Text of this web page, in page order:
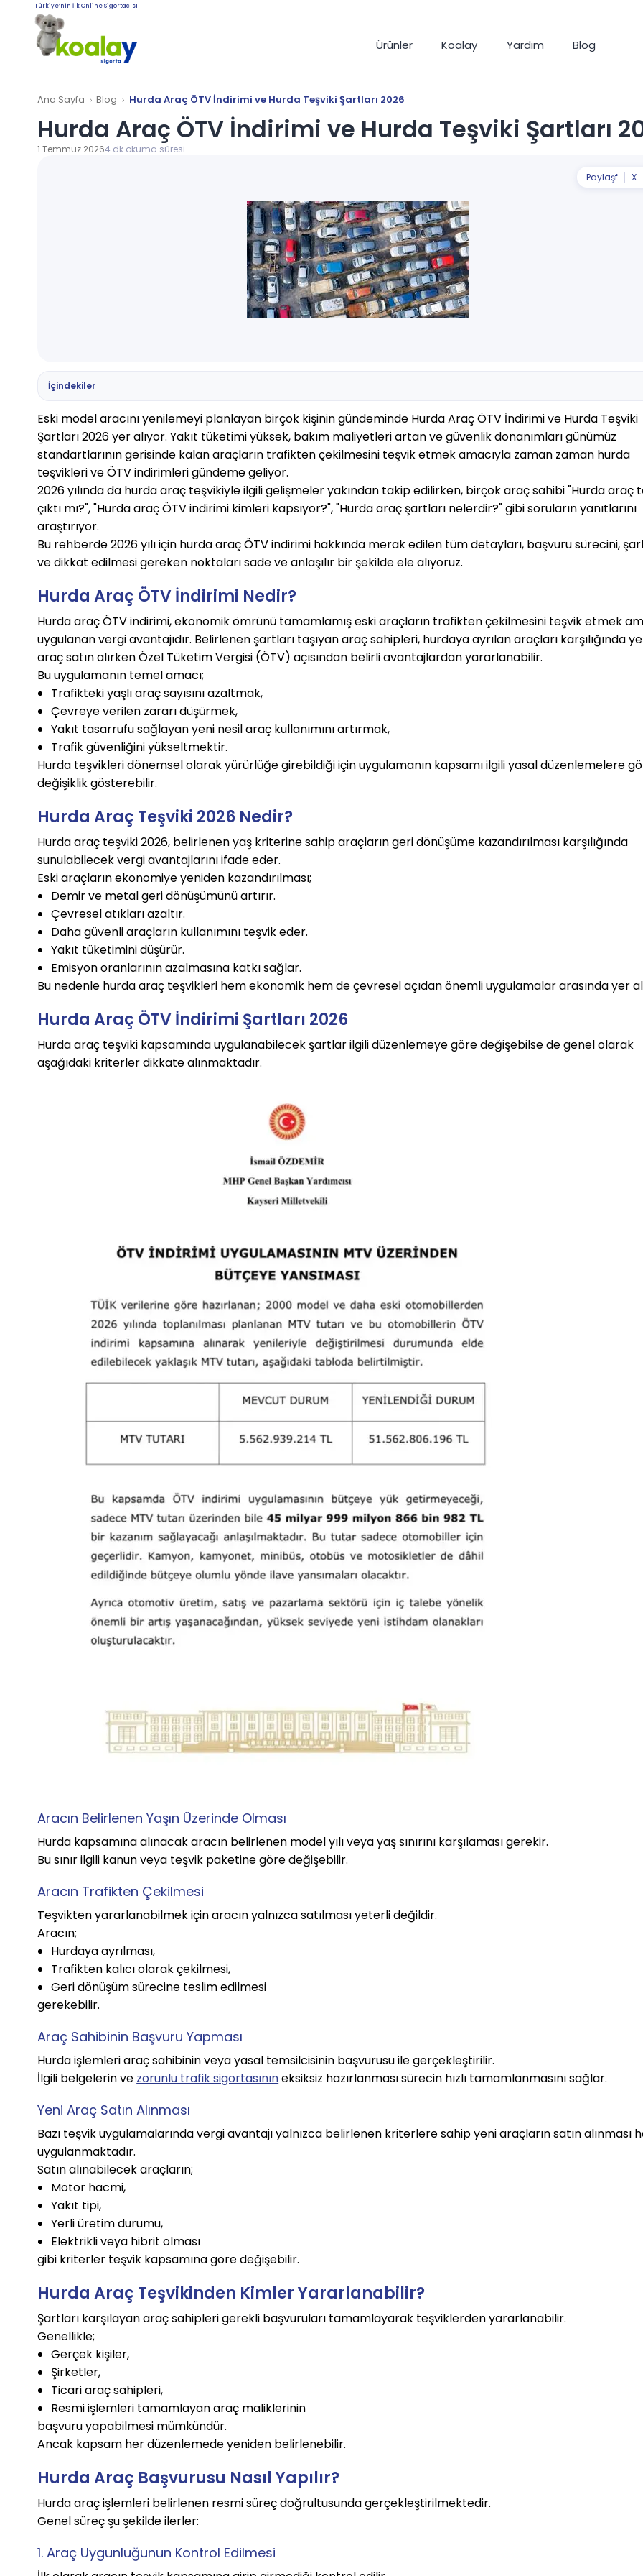
Türkiye’nin İlk Online Sigortacısı
Ürünler Koalay Yardım Blog
Ana Sayfa Blog Hurda Araç ÖTV İndirimi ve Hurda Teşviki Şartları 2026
Hurda Araç ÖTV İndirimi ve Hurda Teşviki Şartları
1 Temmuz 20264 dk okuma süresi
Paylaşf X
İçindekiler
Eski model aracını yenilemeyi planlayan birçok kişinin gündeminde Hurda Araç ÖTV İndirimi ve Hurda Teşviki
Şartları 2026yer alıyor. Yakıt tüketimi yüksek, bakım maliyetleri artan ve güvenlik donanımları günümüz
standartlarının gerisinde kalan araçların trafikten çekilmesini teşvik etmek amacıyla zaman zaman hurda
teşvikleri ve ÖTV indirimleri gündeme geliyor.
2026 yılında da hurda araç teşvikiyle ilgili gelişmeler yakından takip edilirken, birçok araç sahibi "Hurda araç
çıktı mı?", "Hurda araç ÖTV indirimi kimleri kapsıyor?", "Hurda araç şartları nelerdir?" gibi soruların yanıtlarını
araştırıyor.
Bu rehberde 2026 yılı için hurda araç ÖTV indirimi hakkında merak edilen tüm detayları, başvuru sürecini,
ve dikkat edilmesi gereken noktaları sade ve anlaşılır bir şekilde ele alıyoruz.
Hurda Araç ÖTV İndirimi Nedir?
Hurda araç ÖTV indirimi, ekonomik ömrünü tamamlamış eski araçların trafikten çekilmesini teşvik etmek
uygulanan vergi avantajıdır. Belirlenen şartları taşıyan araç sahipleri, hurdaya ayrılan araçları karşılığında
araç satın alırken Özel Tüketim Vergisi (ÖTV) açısından belirli avantajlardan yararlanabilir.
Bu uygulamanın temel amacı;
Trafikteki yaşlı araç sayısını azaltmak,
Çevreye verilen zararı düşürmek,
Yakıt tasarrufu sağlayan yeni nesil araç kullanımını artırmak,
Trafik güvenliğini yükseltmektir.
Hurda teşvikleri dönemsel olarak yürürlüğe girebildiği için uygulamanın kapsamı ilgili yasal düzenlemelere
değişiklik gösterebilir.
Hurda Araç Teşviki 2026 Nedir?
Hurda araç teşviki 2026, belirlenen yaş kriterine sahip araçların geri dönüşüme kazandırılması karşılığında
sunulabilecek vergi avantajlarını ifade eder.
Eski araçların ekonomiye yeniden kazandırılması;
Demir ve metal geri dönüşümünü artırır.
Çevresel atıkları azaltır.
Daha güvenli araçların kullanımını teşvik eder.
Yakıt tüketimini düşürür.
Emisyon oranlarının azalmasına katkı sağlar.
Bu nedenle hurda araç teşvikleri hem ekonomik hem de çevresel açıdan önemli uygulamalar arasında yer
Hurda Araç ÖTV İndirimi Şartları 2026
Hurda araç teşviki kapsamında uygulanabilecek şartlar ilgili düzenlemeye göre değişebilse de genel olarak
aşağıdaki kriterler dikkate alınmaktadır.
Aracın Belirlenen Yaşın Üzerinde Olması
Hurda kapsamına alınacak aracın belirlenen model yılı veya yaş sınırını karşılaması gerekir.
Bu sınır ilgili kanun veya teşvik paketine göre değişebilir.
Aracın Trafikten Çekilmesi
Teşvikten yararlanabilmek için aracın yalnızca satılması yeterli değildir.
Aracın;
Hurdaya ayrılması,
Trafikten kalıcı olarak çekilmesi,
Geri dönüşüm sürecine teslim edilmesi
gerekebilir.
Araç Sahibinin Başvuru Yapması
Hurda işlemleri araç sahibinin veya yasal temsilcisinin başvurusu ile gerçekleştirilir.
İlgili belgelerin ve zorunlu trafik sigortasınıneksiksiz hazırlanması sürecin hızlı tamamlanmasını sağlar.
Yeni Araç Satın Alınması
Bazı teşvik uygulamalarında vergi avantajı yalnızca belirlenen kriterlere sahip yeni araçların satın alınması
uygulanmaktadır.
Satın alınabilecek araçların;
Motor hacmi,
Yakıt tipi,
Yerli üretim durumu,
Elektrikli veya hibrit olması
gibi kriterler teşvik kapsamına göre değişebilir.
Hurda Araç Teşvikinden Kimler Yararlanabilir?
Şartları karşılayan araç sahipleri gerekli başvuruları tamamlayarak teşviklerden yararlanabilir.
Genellikle;
Gerçek kişiler,
Şirketler,
Ticari araç sahipleri,
Resmi işlemleri tamamlayan araç maliklerinin
başvuru yapabilmesi mümkündür.
Ancak kapsam her düzenlemede yeniden belirlenebilir.
Hurda Araç Başvurusu Nasıl Yapılır?
Hurda araç işlemleri belirlenen resmi süreç doğrultusunda gerçekleştirilmektedir.
Genel süreç şu şekilde ilerler:
1. Araç Uygunluğunun Kontrol Edilmesi